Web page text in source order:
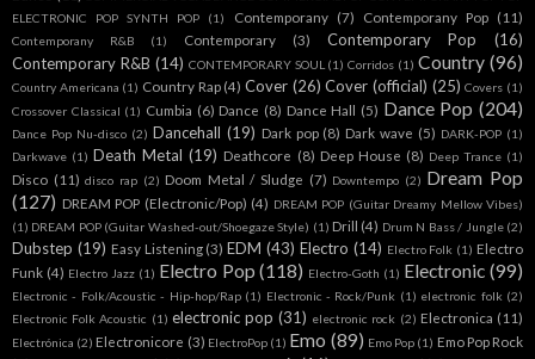
ELECTRONIC POP SYNTH POP
(1) Contemporany (7) Contemporany Pop (11)
Contemporany R&B (1) Contemporary (3) Contemporary Pop
(16)
Contemporary R&B (14) CONTEMPORARY SOUL (1) Corridos (1) Country (96)
Country Americana (1) Country Rap (4) Cover (26) Cover (official) (25) Covers (1)
Crossover Classical (1) Cumbia (6) Dance (8) Dance Hall (5) Dance Pop (204)
Dance Pop Nu-disco (2) Dancehall (19) Dark pop (8) Dark wave (5) DARK-POP (1)
Darkwave (1) Death Metal (19) Deathcore (8) Deep House (8) Deep Trance (1)
Disco (11) disco rap (2) Doom Metal / Sludge (7) Downtempo (2) Dream Pop
(127) DREAM POP (Electronic/Pop) (4) DREAM POP (Guitar Dreamy Mellow Vibes)
(1) DREAM POP (Guitar Washed-out/Shoegaze Style) (1) Drill (4) Drum N Bass / Jungle (2)
Dubstep (19) Easy Listening (3) EDM (43) Electro (14) Electro Folk (1) Electro
Funk (4) Electro Jazz (1) Electro Pop (118) Electro-Goth (1) Electronic (99)
Electronic - Folk/Acoustic - Hip-hop/Rap (1) Electronic - Rock/Punk (1) electronic folk (2)
Electronic Folk Acoustic (1) electronic pop (31) electronic rock (2) Electronica (11)
Electrónica (2) Electronicore (3) ElectroPop (1) Emo (89) Emo Pop (1) Emo Pop Rock